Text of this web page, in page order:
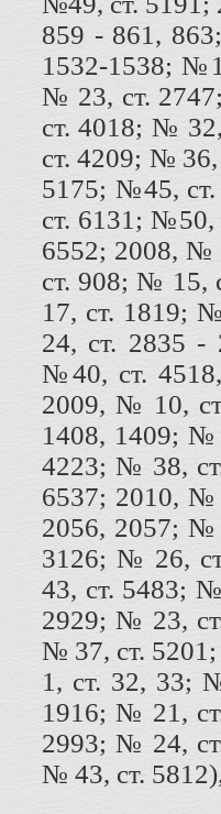
859 - 861,
1532-1538;
№ 23, ст.
ст. 4018; №
ст. 4209; №
5175; №45,
ст. 6131;
6552; 2008, №
ст. 908; № 15,
17, ст. 1819;
24, ст. 2835
№40, ст.
2009, № 10,
1408, 1409; №
4223; № 38,
6537; 2010, №
2056, 2057; №
3126; № 26,
43, ст. 5483;
2929; № 23,
№ 37, ст.
1, ст. 32, 33;
1916; № 21,
2993; № 24,
№ 43, ст.